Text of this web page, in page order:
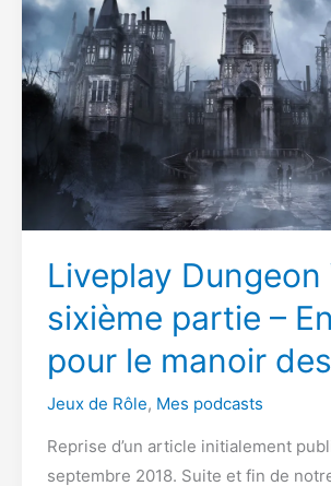
Rôles
Liveplay Dungeon
sixième partie –
pour le manoir
Jeux de Rôle, Mes podcasts
Reprise d’un article initialement
septembre 2018. Suite et fin de